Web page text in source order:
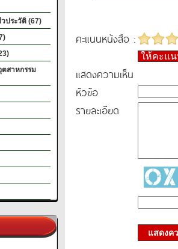
ประวัติ (67)
ตสาหกรรม
คะแนนหนังสือ :
ให้คะแ
แสดงความเห็น
หัวข้อ
รายละเอียด
แสดงค